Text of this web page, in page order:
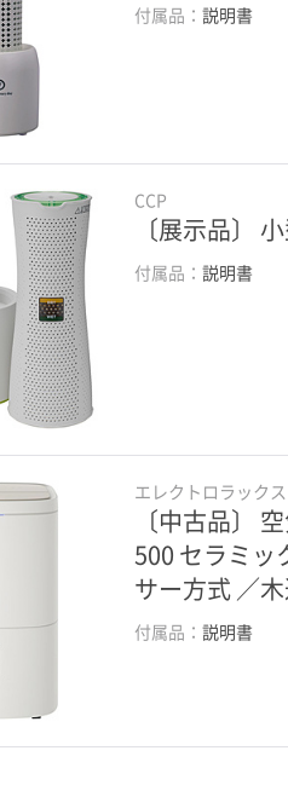
付属品：説明書
CCP
〔展示品〕
付属品：説明書
エレクトロラックス
〔中古品〕
500 セラミッ
サー方式 ／
付属品：説明書